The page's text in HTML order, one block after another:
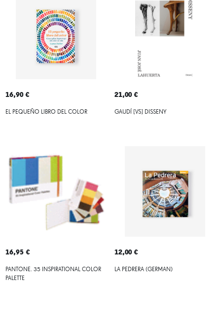
16,90 €
EL PEQUEÑO LIBRO DEL COLOR
21,00 €
GAUDÍ [VS] DISSENY
16,95 €
PANTONE. 35 INSPIRATIONAL COLOR
PALETTE
12,00 €
LA PEDRERA (GERMAN)